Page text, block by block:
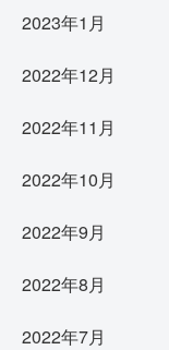
2023年1月
2022年12月
2022年11月
2022年10月
2022年9月
2022年8月
2022年7月